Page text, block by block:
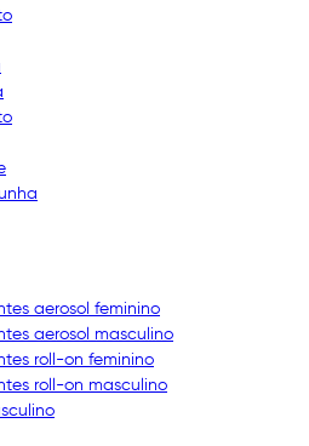
aerosol feminino
aerosol masculino
roll-on feminino
roll-on masculino